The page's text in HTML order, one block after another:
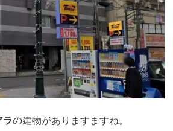
の建物がありますますね。